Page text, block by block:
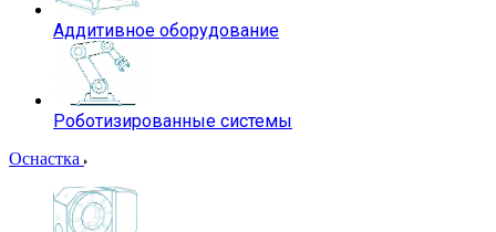
Аддитивное оборудование
Роботизированные системы
Оснастка